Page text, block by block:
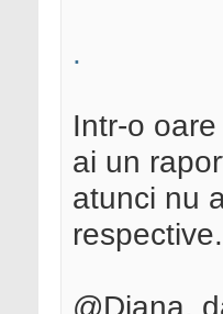
.
Intr-o
ai un
atunci nu
respective.
@Diana,